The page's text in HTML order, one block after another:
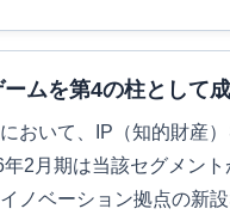
ムを第4の柱として
において、IP（知的財産
2月期は当該セグメント
ノベーション拠点の新